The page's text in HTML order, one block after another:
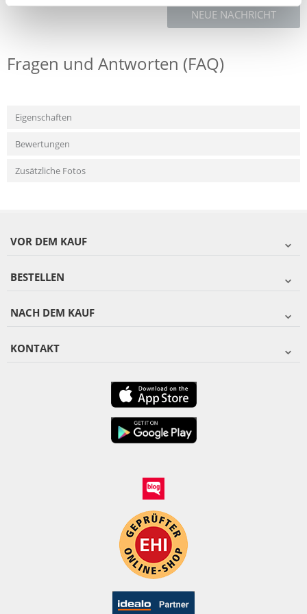
NEUE NACHRICHT
Fragen und Antworten (FAQ)
Eigenschaften
Bewertungen
Zusätzliche Fotos
VOR DEM KAUF
BESTELLEN
NACH DEM KAUF
KONTAKT